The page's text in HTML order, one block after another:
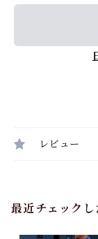
レビュー
最近チェックし